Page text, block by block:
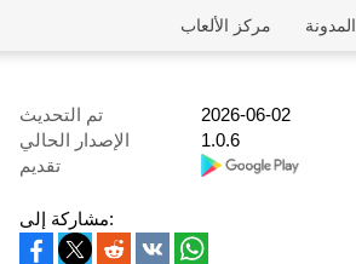
المدونة مركز الألعاب
تم التحديث
2026-06-02
الإصدار الحالي
1.0.6
تقديم
مشاركة إلى: